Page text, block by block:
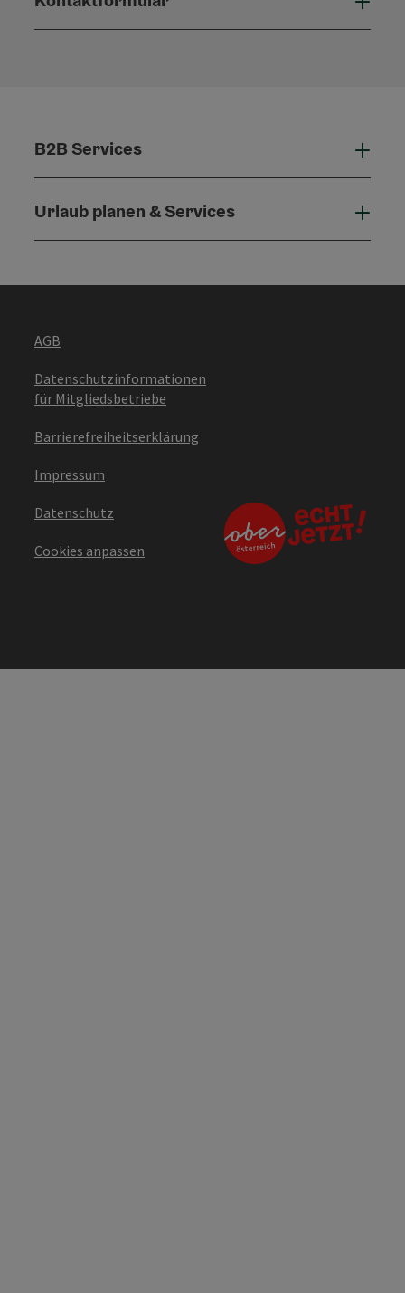
B2B Services
Urlaub planen & Services
AGB
Datenschutzinformationen
für Mitgliedsbetriebe
Barrierefreiheitserklärung
Impressum
Datenschutz
Cookies anpassen